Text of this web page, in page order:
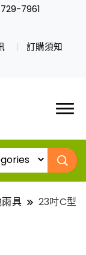
7961
訂購須知
具
23吋C型